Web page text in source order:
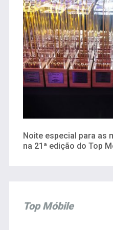
Noite especial para as
na 21ª edição do Top
Top Móbile